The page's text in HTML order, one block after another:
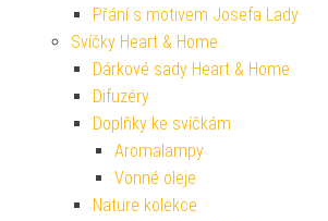
Přání s motivem Josefa Lady
Svíčky Heart & Home
Dárkové sady Heart & Home
Difuzéry
Doplňky ke svíčkám
Aromalampy
Vonné oleje
Nature kolekce